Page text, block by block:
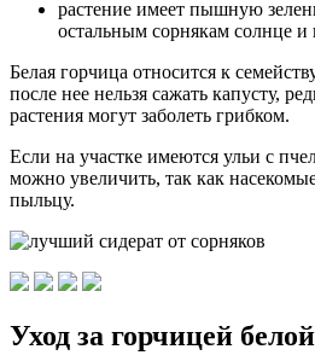
растение имеет пышную
остальным сорнякам солнце и
Белая горчица относится к
после нее нельзя сажать капусту,
растения могут заболеть грибком.
Если на участке имеются ульи с
можно увеличить, так как
пыльцу.
Уход за горчицей белой